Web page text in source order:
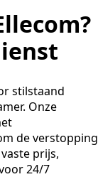
stilstaand
Onze
de verstopping
prijs,
24/7